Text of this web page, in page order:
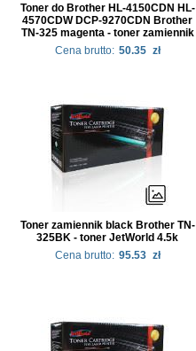
Toner do Brother HL-4150CDN HL-
4570CDW DCP-9270CDN Brother
TN-325 magenta - toner zamiennik
Cena brutto: 50.35 zł
Toner zamiennik black Brother TN-
325BK - toner JetWorld 4.5k
Cena brutto: 95.53 zł